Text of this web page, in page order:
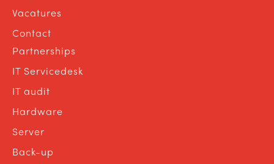
Vacatures
Contact
Partnerships
IT Servicedesk
IT audit
Hardware
Server
Back-up